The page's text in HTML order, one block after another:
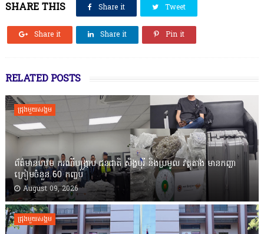
SHARE THIS Share it Tweet
Share it Share it Pin it
RELATED POSTS
ជ្រុងមួយសង្គម
ព័ត៌មានបឋម ករណីបង្ក្រាប ជនជាតិ សិង្ហបុរី និងប្រមូល វត្ថុតាង មានកញ្ឆា
ក្រៀមចំនួន 60 កញ្ចប់
August 09, 2026
ជ្រុងមួយសង្គម